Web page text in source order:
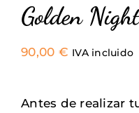
Golden
90,00 € IVA incluido
Antes de realizar